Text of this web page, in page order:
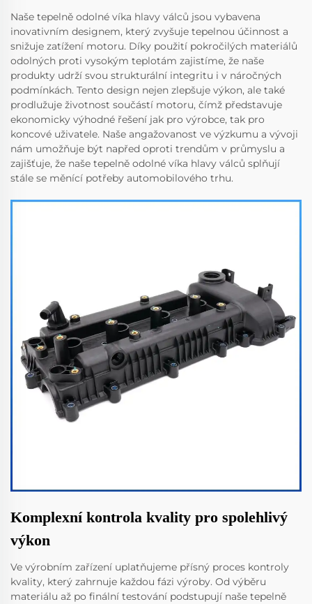
Naše tepelně odolné víka hlavy válců jsou vybavena
inovativním designem, který zvyšuje tepelnou účinnost a
snižuje zatížení motoru. Díky použití pokročilých materiálů
odolných proti vysokým teplotám zajistíme, že naše
produkty udrží svou strukturální integritu i v náročných
podmínkách. Tento design nejen zlepšuje výkon, ale také
prodlužuje životnost součástí motoru, čímž představuje
ekonomicky výhodné řešení jak pro výrobce, tak pro
koncové uživatele. Naše angažovanost ve výzkumu a vývoji
nám umožňuje být napřed oproti trendům v průmyslu a
zajišťuje, že naše tepelně odolné víka hlavy válců splňují
stále se měnící potřeby automobilového trhu.
Komplexní kontrola kvality pro spolehlivý
výkon
Ve výrobním zařízení uplatňujeme přísný proces kontroly
kvality, který zahrnuje každou fázi výroby. Od výběru
materiálu až po finální testování podstupují naše tepelně